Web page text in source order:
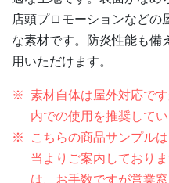
店頭プロモーションなどの
な素材です。防炎性能も備
用いただけます。
素材自体は屋外対応で
内での使用を推奨してい
こちらの商品サンプル
当よりご案内しており
は、お手数ですが営業